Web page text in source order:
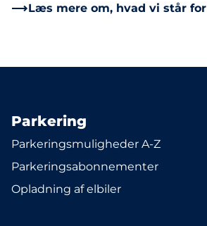
Læs mere om, hvad vi står for
Parkering
Parkeringsmuligheder A-Z
Parkeringsabonnementer
Opladning af elbiler